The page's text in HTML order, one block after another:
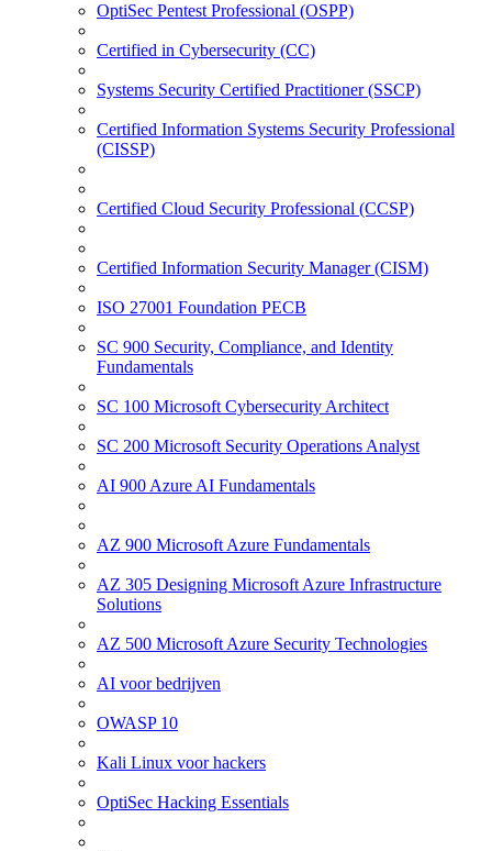
OptiSec Pentest Professional (OSPP)
Certified in Cybersecurity (CC)
Systems Security Certified Practitioner (SSCP)
Certified Information Systems Security Professional
(CISSP)
Certified Cloud Security Professional (CCSP)
Certified Information Security Manager (CISM)
ISO 27001 Foundation PECB
SC 900 Security, Compliance, and Identity
Fundamentals
SC 100 Microsoft Cybersecurity Architect
SC 200 Microsoft Security Operations Analyst
AI 900 Azure AI Fundamentals
AZ 900 Microsoft Azure Fundamentals
AZ 305 Designing Microsoft Azure Infrastructure
Solutions
AZ 500 Microsoft Azure Security Technologies
AI voor bedrijven
OWASP 10
Kali Linux voor hackers
OptiSec Hacking Essentials